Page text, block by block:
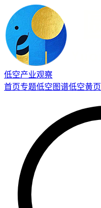
低空产业观察
首页专题低空图谱低空黄页